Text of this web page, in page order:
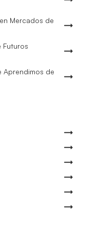
Mercados de
Futuros
Aprendimos de